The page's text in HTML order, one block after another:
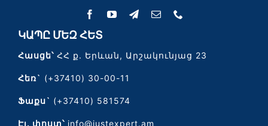
ԿԱՊԸ ՄԵԶ ՀԵՏ
Հասցե՝ՀՀ ք. Երևան, Արշակունյաց 23
Հեռ` (+37410) 30-00-11
Ֆաքս` (+37410) 581574
Էլ․ փոստ՝ info@justexpert.am